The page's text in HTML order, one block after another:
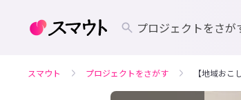
プロジェクトをさが
スマウト プロジェクトをさがす 【地域お